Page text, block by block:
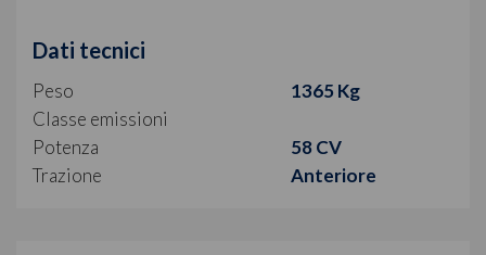
Dati tecnici
Peso
1365 Kg
Classe emissioni
Potenza
58 CV
Trazione
Anteriore